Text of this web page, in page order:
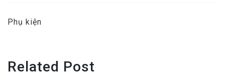
Phụ kiện
Related Post